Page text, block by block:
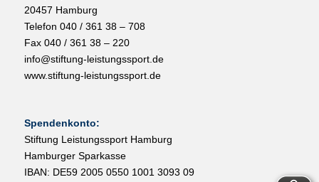
20457 Hamburg
Telefon 040 / 361 38 – 708
Fax 040 / 361 38 – 220
info@stiftung-leistungssport.de
www.stiftung-leistungssport.de
Spendenkonto:
Stiftung Leistungssport Hamburg
Hamburger Sparkasse
IBAN: DE59 2005 0550 1001 3093 09